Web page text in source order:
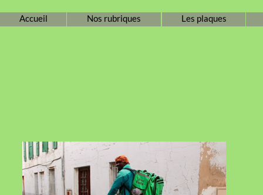
Accueil Nos rubriques Les plaques